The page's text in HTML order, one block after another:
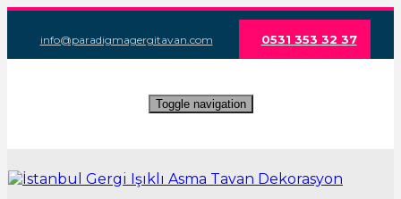
info@paradigmagergitavan.com 0531 353 32 37
Toggle navigation